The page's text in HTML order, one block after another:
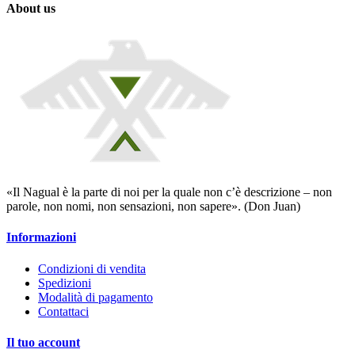
About us
«Il Nagual è la parte di noi per la quale non c’è descrizione – non
parole, non nomi, non sensazioni, non sapere». (Don Juan)
Informazioni
Condizioni di vendita
Spedizioni
Modalità di pagamento
Contattaci
Il tuo account